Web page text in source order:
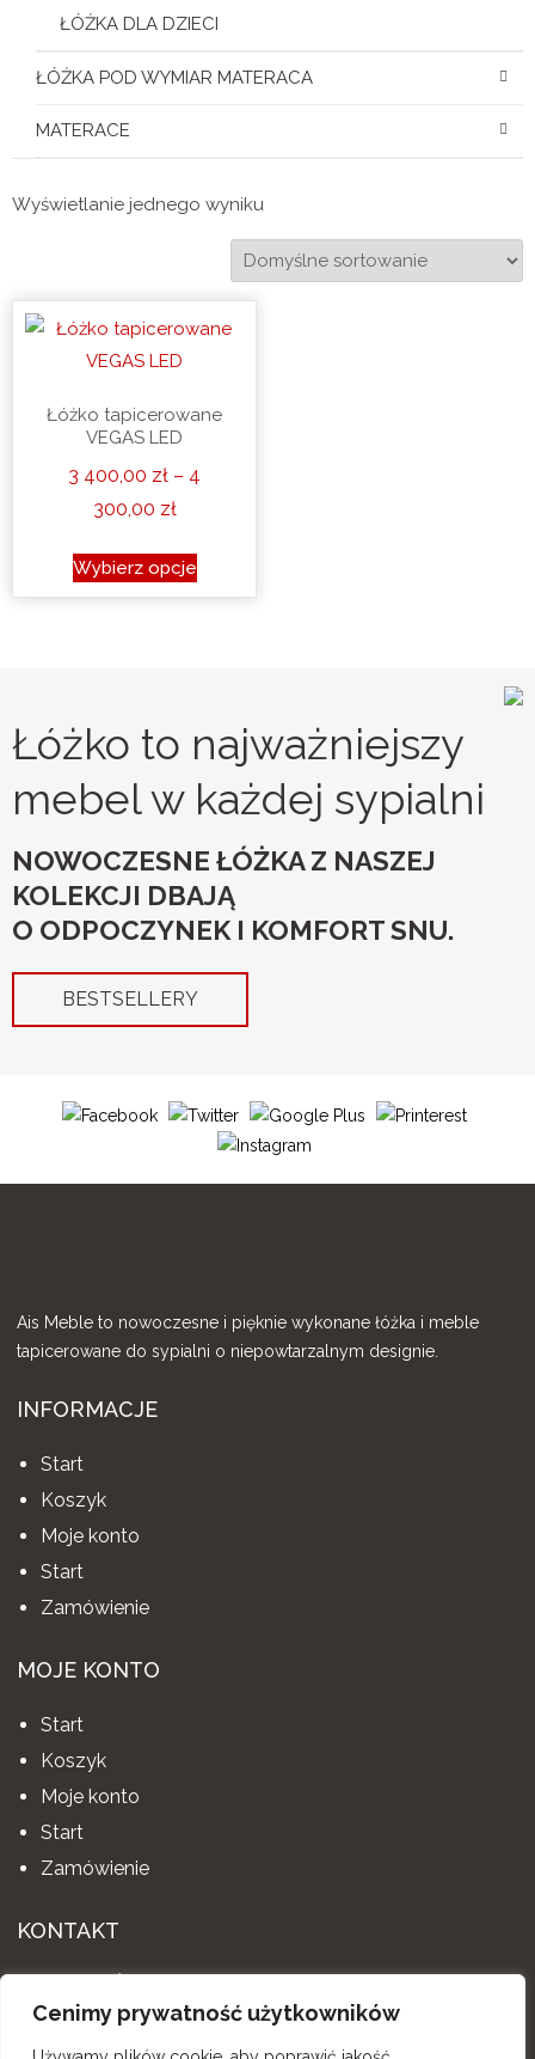
Cenimy prywatność użytkowników
ŁÓŻKA DLA DZIECI
ŁÓŻKA POD WYMIAR MATERACA
MATERACE
Wyświetlanie jednego wyniku
Łóżko tapicerowane
VEGAS LED
3 400,00 zł – 4
300,00 złZakres
od
300,00 zł
Wybierz opcje
Ten
produkt
można
na
stronie
produktu
Łóżko to najważniejszy
mebel w każdej sypialni
NOWOCZESNE ŁÓŻKA Z NASZEJ
KOLEKCJI DBAJĄ
O ODPOCZYNEK I KOMFORT SNU.
BESTSELLERY
Ais Meble to nowoczesne i pięknie wykonane łóżka i meble
tapicerowane do sypialni o niepowtarzalnym designie.
INFORMACJE
Start
Koszyk
Moje konto
Start
Zamówienie
MOJE KONTO
Start
Koszyk
Moje konto
Start
Zamówienie
KONTAKT